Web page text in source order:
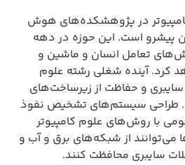
در پژوهشکده‌های هوش
پیشرو است. این حوزه در دهه
تعامل انسان و ماشین و
کرد. آینده شغلی رشته علوم
و حفاظت از زیرساخت‌های
طراحی سیستم‌های تشخیص نفوذ
با روش‌های علوم کامپیوتر
از شبکه‌های برق و آب و
سایبری محافظت کنند.